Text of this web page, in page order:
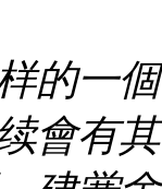
的一
會有